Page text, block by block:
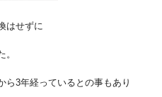
はせずに
ら3年経っているとの事もあり